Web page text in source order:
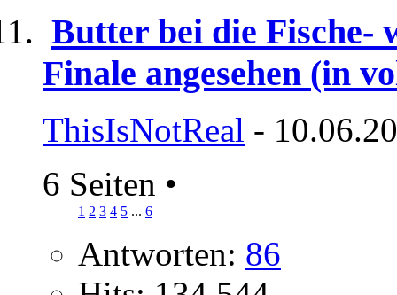
Butter bei die Fische-
Finale angesehen (in
ThisIsNotReal -
6 Seiten •
1 2 3 4 5 ... 6
Antworten: 86